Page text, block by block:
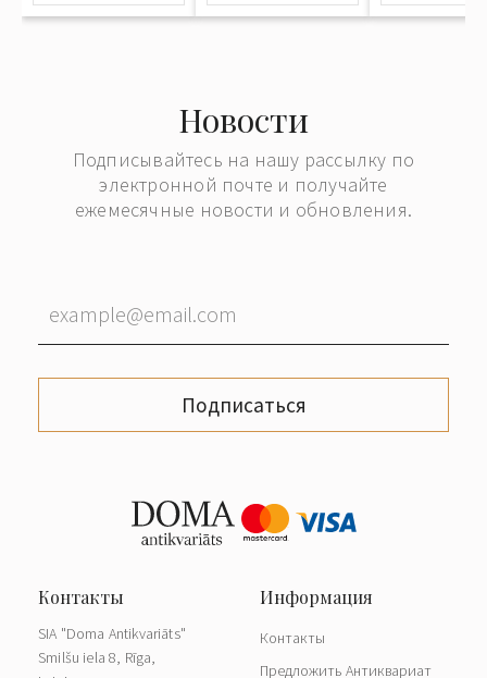
Новости
Подписывайтесь на нашу рассылку по
электронной почте и получайте
ежемесячные новости и обновления.
Подписаться
SIA "Doma Antikvariāts"
Smilšu iela 8, Rīga,
Контакты
Предложить Антиквариат